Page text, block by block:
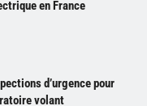
en France
d’urgence pour
volant